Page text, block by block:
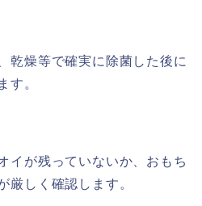
乾燥等で確実に除菌した後に
す。
イが残っていないか、おもち
厳しく確認します。